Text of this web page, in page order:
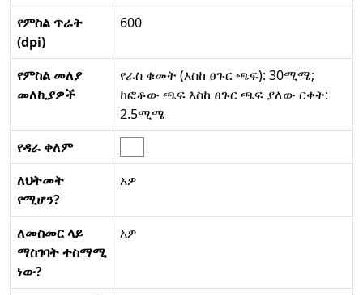
የምስል ጥራት
(dpi)
600
የምስል መለያ
መለኪያዎች
የራስ ቁመት (እስከ ፀጉር ጫፍ): 30ሚሜ;
ከፎቶው ጫፍ እስከ ፀጉር ጫፍ ያለው ርቀት:
2.5ሚሜ
የዳራ ቀለም
ለህትመት
የሚሆን?
አዎ
ለመስመር ላይ
ማስገባት ተስማሚ
ነው?
አዎ